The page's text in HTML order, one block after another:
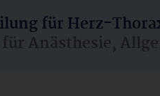
für Herz-
Anästhesie,